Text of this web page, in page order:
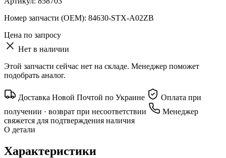
Номер запчасти (OEM): 84630-STX-A02ZB
Цена по запросу
Нет в наличии
Этой запчасти сейчас нет на складе. Менеджер поможет
подобрать аналог.
Доставка Новой Почтой по Украине
Оплата при
получении · возврат при несоответствии
Менеджер
свяжется для подтверждения наличия
О детали
Характеристики